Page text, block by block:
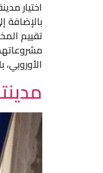
اختيار
بالإضافة
تقييم